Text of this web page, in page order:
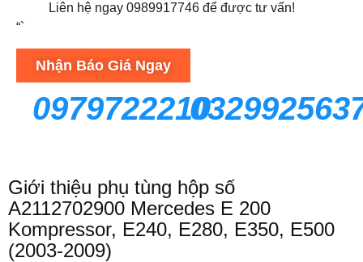
Liên hệ ngay 0989917746 để được tư vấn!
“`
Nhận Báo Giá Ngay
0979722210
Giới thiệu phụ tùng hộp số
A2112702900 Mercedes E 200
Kompressor, E240, E280, E350, E500
(2003-2009)